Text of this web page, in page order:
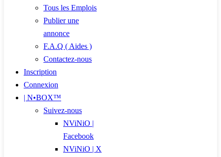
Tous les Emplois
Publier une
annonce
F.A.Q ( Aides )
Contactez-nous
Inscription
Connexion
| N•BOX™
Suivez-nous
NViNiO |
Facebook
NViNiO | X